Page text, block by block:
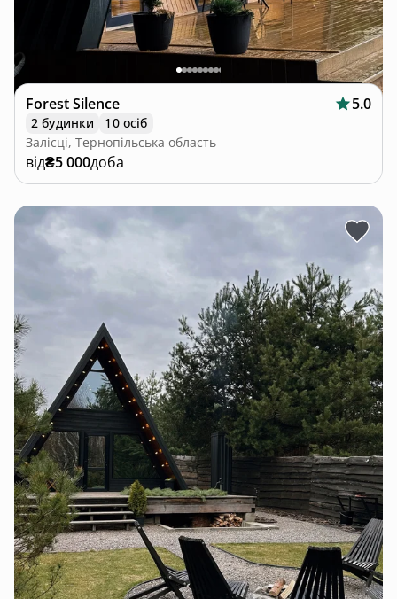
Forest Silence 5.0
2 будинки
10 осіб
Залісці, Тернопільська область
від₴5 000доба